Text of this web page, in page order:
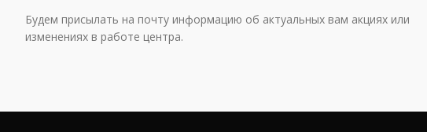
Будем присылать на почту информацию об актуальных вам акциях или
изменениях в работе центра.